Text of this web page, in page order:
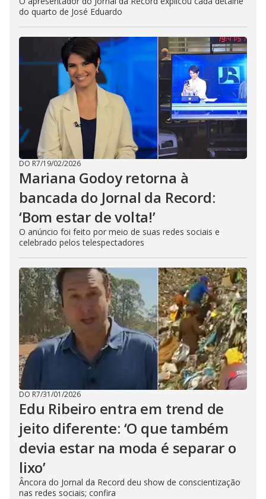
do quarto de José Eduardo
DO R7/19/02/2026
Mariana Godoy retorna à
bancada do Jornal da Record:
‘Bom estar de volta!’
O anúncio foi feito por meio de suas redes sociais e
celebrado pelos telespectadores
DO R7/31/01/2026
Edu Ribeiro entra em trend de
jeito diferente: ‘O que também
devia estar na moda é separar o
lixo’
Âncora do Jornal da Record deu show de conscientização
nas redes sociais; confira